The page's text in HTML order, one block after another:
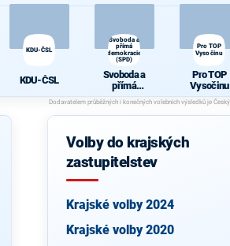
KDU-ČSL
KDU-ČSL
Svoboda a
přímá
demokracie
(SPD)
Svoboda a
přímá
demokracie
(SPD)
Pro TOP
Vysočinu
Pro TOP
Vysočinu
Volby do krajských
zastupitelstev
Krajské volby 2024
Krajské volby 2020